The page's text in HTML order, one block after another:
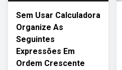
Sem Usar Calculadora
Organize As
Seguintes
Expressões Em
Ordem Crescente